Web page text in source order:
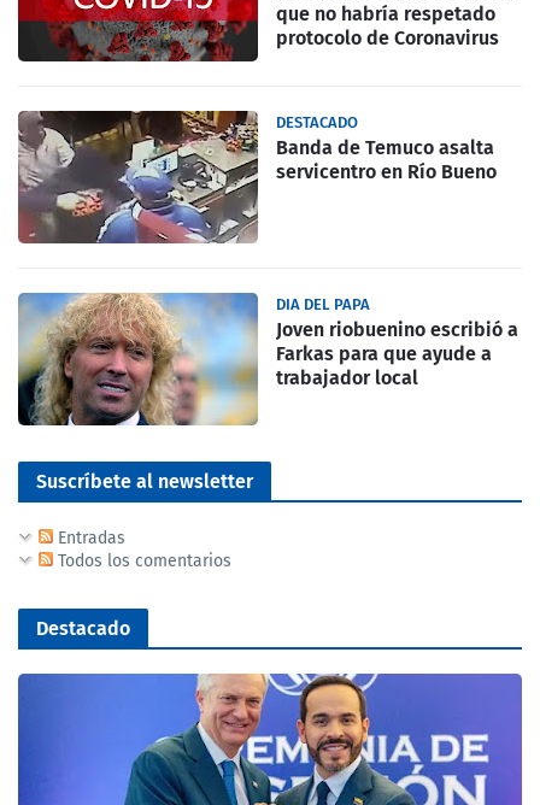
que no habría respetado
protocolo de Coronavirus
DESTACADO
Banda de Temuco asalta
servicentro en Río Bueno
DIA DEL PAPA
Joven riobuenino escribió a
Farkas para que ayude a
trabajador local
Suscríbete al newsletter
Entradas
Todos los comentarios
Destacado